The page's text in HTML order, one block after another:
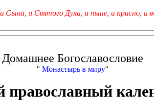
Сына, и Святого Духа, и ныне, и присно, и
Домашнее Богославословие
" Монастырь в миру"